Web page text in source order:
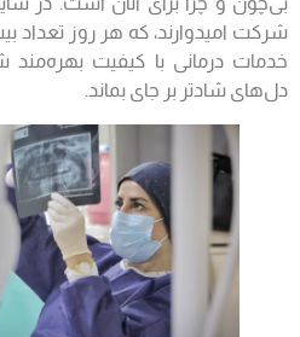
شرکت امیدوارند، که هر روز تعداد
خدمات درمانی با کیفیت
دل‌های شادتر بر جای بماند.